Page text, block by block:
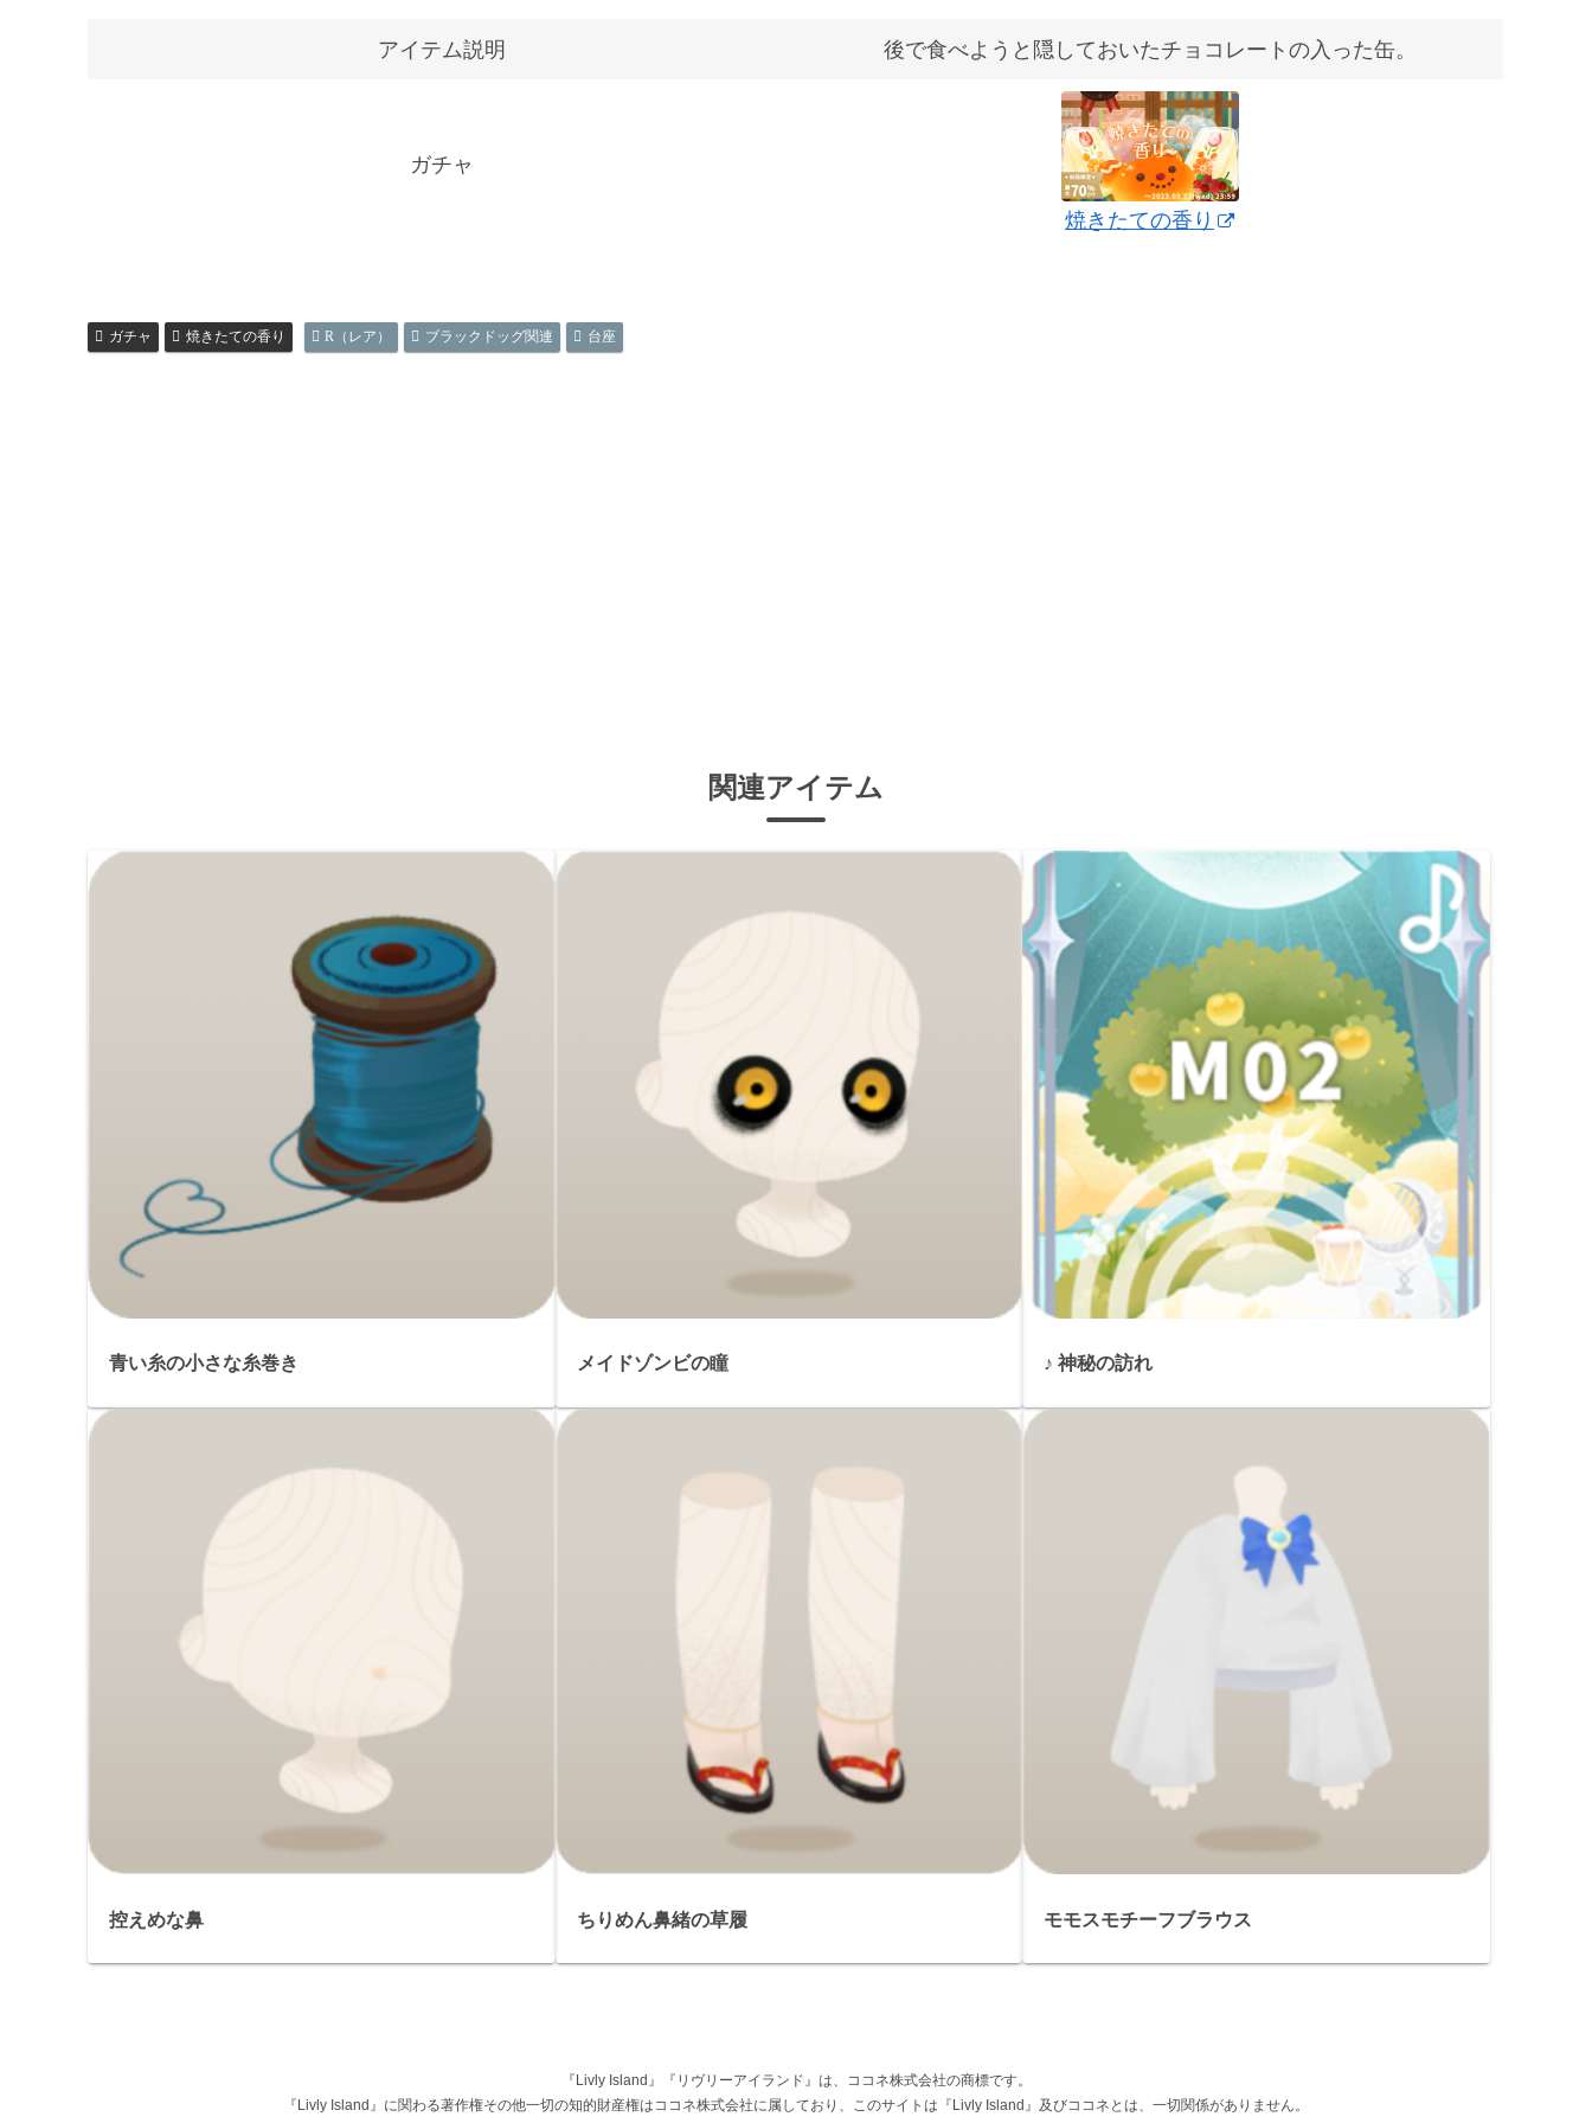
アイテム説明 後で食べようと隠しておいたチョコレートの入った缶。
ガチャ
焼きたての香り
ガチャ 焼きたての香り R（レア） ブラックドッグ関連 台座
関連アイテム
青い糸の小さな糸巻き メイドゾンビの瞳 ♪ 神秘の訪れ
控えめな鼻 ちりめん鼻緒の草履 モモスモチーフブラウス
『Livly Island』『リヴリーアイランド』は、ココネ株式会社の商標です。
『Livly Island』に関わる著作権その他一切の知的財産権はココネ株式会社に属しており、このサイトは『Livly Island』及びココネとは、一切関係がありません。